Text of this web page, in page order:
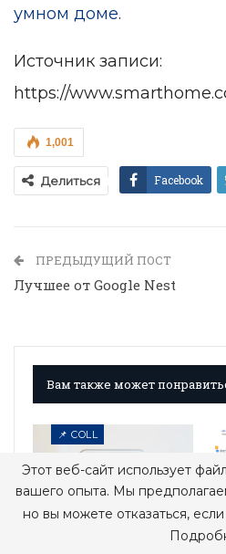
умном доме.
Источник записи:
https://
1,001
Делиться Facebook
ПРЕДЫДУЩИЙ ПОСТ
Лучшее от Google Nest
Вам также может
📌 COLL
Этот веб-сайт использует
вашего опыта. Мы
но вы можете отказаться, если